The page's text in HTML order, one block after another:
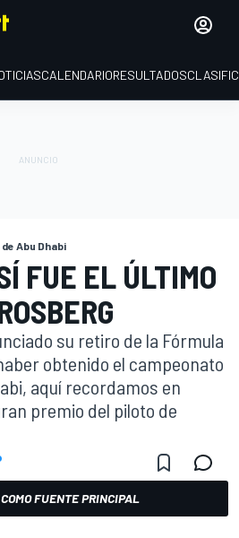
CALENDARIORESULTADOS
de Abu Dhabi
FUE EL ÚLTIMO
su retiro de la Fórmula
obtenido el campeonato
aquí recordamos en
premio del piloto de
FUENTE PRINCIPAL